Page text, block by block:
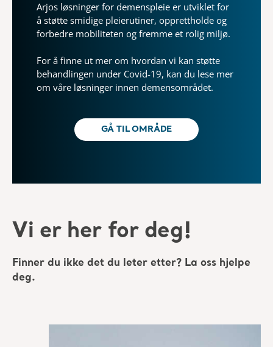
Arjos løsninger for demenspleie er utviklet for
å støtte smidige pleierutiner, opprettholde og
forbedre mobiliteten og fremme et rolig miljø.
For å finne ut mer om hvordan vi kan støtte
behandlingen under Covid-19, kan du lese mer
om våre løsninger innen demensområdet.
GÅ TIL OMRÅDE
Vi er her for deg!
Finner du ikke det du leter etter? La oss hjelpe
deg.